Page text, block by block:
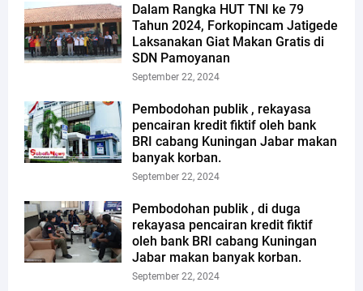
Dalam Rangka HUT TNI ke 79
Tahun 2024, Forkopincam Jatigede
Laksanakan Giat Makan Gratis di
SDN Pamoyanan
September 22, 2024
Pembodohan publik , rekayasa
pencairan kredit fiktif oleh bank
BRI cabang Kuningan Jabar makan
banyak korban.
September 22, 2024
Pembodohan publik , di duga
rekayasa pencairan kredit fiktif
oleh bank BRI cabang Kuningan
Jabar makan banyak korban.
September 22, 2024